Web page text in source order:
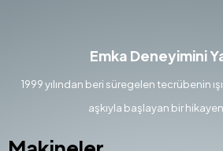
Emka Deneyimini
1999 yılından beri süregelen tecrübenin
aşkıyla başlayan bir